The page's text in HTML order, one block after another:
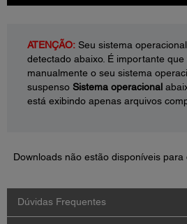
ATENÇÃO: Seu sistema
detectado abaixo. É importante que
manualmente o seu sistema
suspenso Sistema operacional
está exibindo apenas arquivos
Downloads não estão disponíveis para
Dúvidas Frequentes